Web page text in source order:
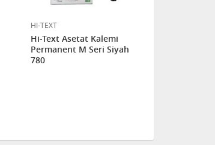
HI-TEXT
Hi-Text Asetat Kalemi
Permanent M Seri Siyah
780